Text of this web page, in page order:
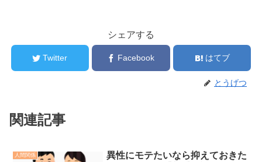
シェアする
Twitter Facebook はてブ
とうげつ
関連記事
人間関係
異性にモテたいなら抑えておきた